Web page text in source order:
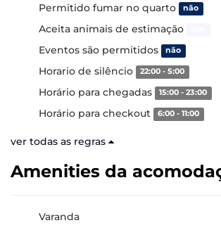
Permitido fumar no quarto não
Aceita animais de estimação
Eventos são permitidos não
Horario de silêncio 22:00 - 5:00
Horário para chegadas 15:00 - 23:00
Horário para checkout 6:00 - 11:00
ver todas as regras
Amenities da
Varanda